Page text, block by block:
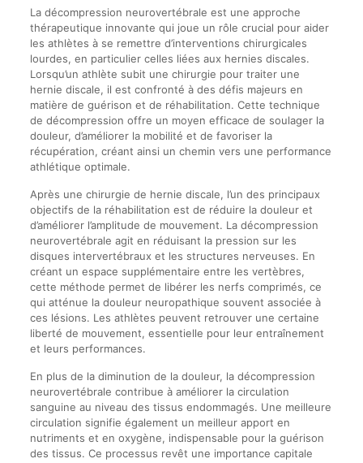
La décompression neurovertébrale est une approche
thérapeutique innovante qui joue un rôle crucial pour aider
les athlètes à se remettre d’interventions chirurgicales
lourdes, en particulier celles liées aux hernies discales.
Lorsqu’un athlète subit une chirurgie pour traiter une
hernie discale, il est confronté à des défis majeurs en
matière de guérison et de réhabilitation. Cette technique
de décompression offre un moyen efficace de soulager la
douleur, d’améliorer la mobilité et de favoriser la
récupération, créant ainsi un chemin vers une performance
athlétique optimale.
Après une chirurgie de hernie discale, l’un des principaux
objectifs de la réhabilitation est de réduire la douleur et
d’améliorer l’amplitude de mouvement. La décompression
neurovertébrale agit en réduisant la pression sur les
disques intervertébraux et les structures nerveuses. En
créant un espace supplémentaire entre les vertèbres,
cette méthode permet de libérer les nerfs comprimés, ce
qui atténue la douleur neuropathique souvent associée à
ces lésions. Les athlètes peuvent retrouver une certaine
liberté de mouvement, essentielle pour leur entraînement
et leurs performances.
En plus de la diminution de la douleur, la décompression
neurovertébrale contribue à améliorer la circulation
sanguine au niveau des tissus endommagés. Une meilleure
circulation signifie également un meilleur apport en
nutriments et en oxygène, indispensable pour la guérison
des tissus. Ce processus revêt une importance capitale